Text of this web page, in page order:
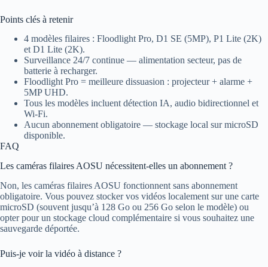
Points clés à retenir
4 modèles filaires : Floodlight Pro, D1 SE (5MP), P1 Lite (2K)
et D1 Lite (2K).
Surveillance 24/7 continue — alimentation secteur, pas de
batterie à recharger.
Floodlight Pro = meilleure dissuasion : projecteur + alarme +
5MP UHD.
Tous les modèles incluent détection IA, audio bidirectionnel et
Wi-Fi.
Aucun abonnement obligatoire — stockage local sur microSD
disponible.
FAQ
Les caméras filaires AOSU nécessitent-elles un abonnement ?
Non, les caméras filaires AOSU fonctionnent sans abonnement
obligatoire. Vous pouvez stocker vos vidéos localement sur une carte
microSD (souvent jusqu’à 128 Go ou 256 Go selon le modèle) ou
opter pour un stockage cloud complémentaire si vous souhaitez une
sauvegarde déportée.
Puis-je voir la vidéo à distance ?